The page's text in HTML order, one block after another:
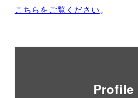
こちらをご覧ください。
Profile